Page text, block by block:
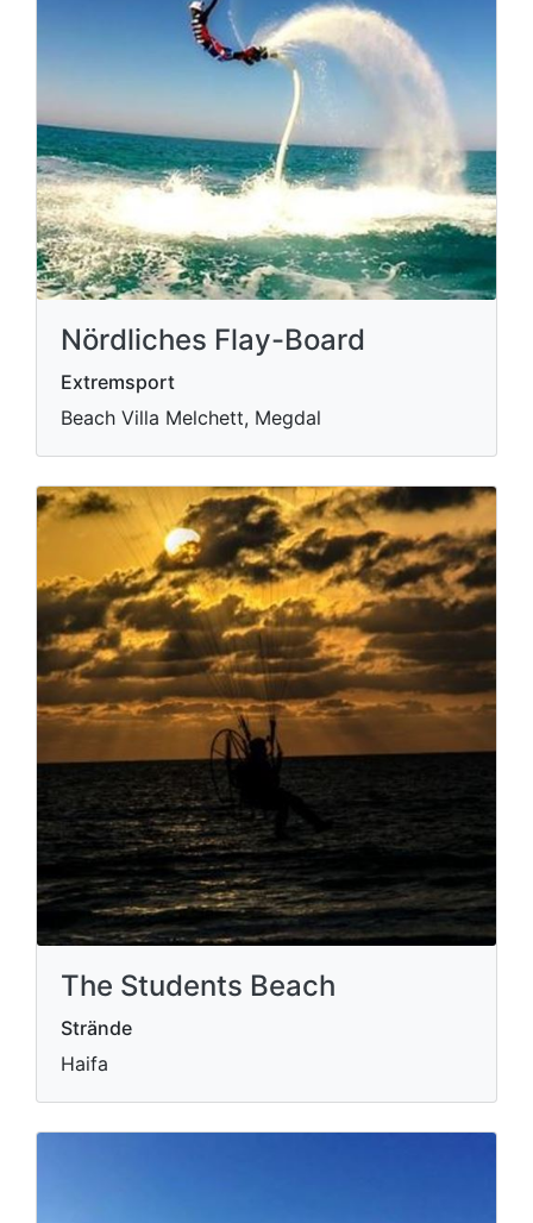
Nördliches Flay-Board
Extremsport
Beach Villa Melchett, Megdal
The Students Beach
Strände
Haifa